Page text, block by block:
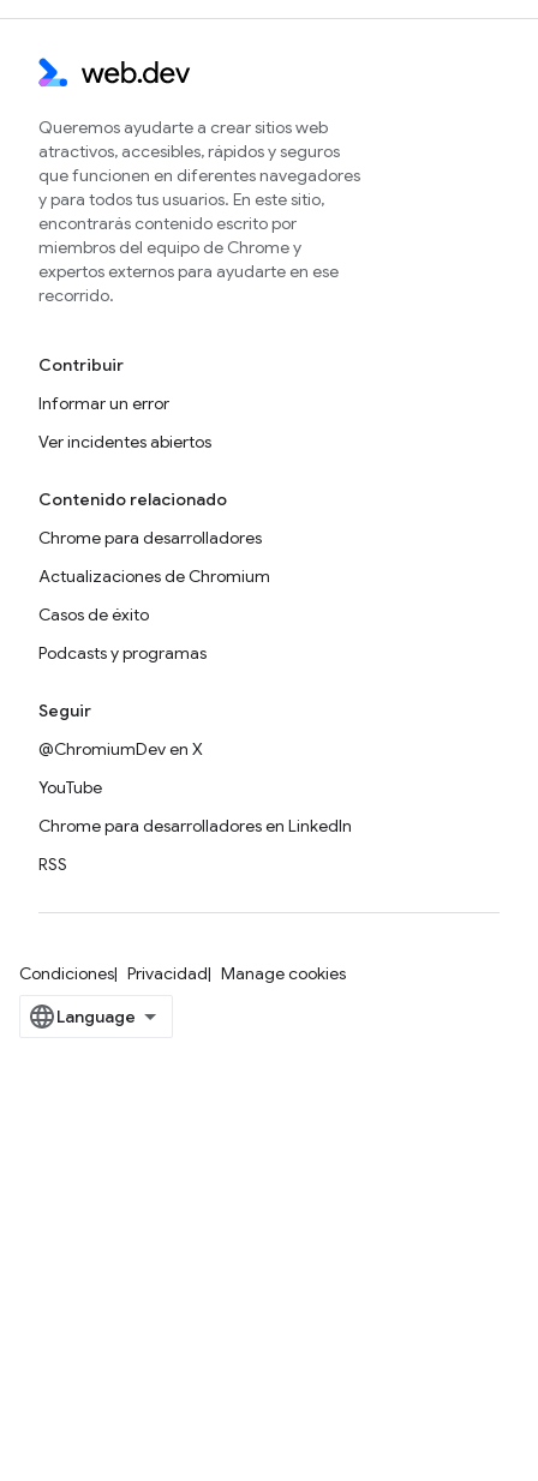
Queremos ayudarte a crear sitios web
atractivos, accesibles, rápidos y seguros
que funcionen en diferentes navegadores
y para todos tus usuarios. En este sitio,
encontrarás contenido escrito por
miembros del equipo de Chrome y
expertos externos para ayudarte en ese
recorrido.
Contribuir
Informar un error
Ver incidentes abiertos
Contenido relacionado
Chrome para desarrolladores
Actualizaciones de Chromium
Casos de éxito
Podcasts y programas
Seguir
@ChromiumDev en X
YouTube
Chrome para desarrolladores en LinkedIn
RSS
Condiciones Privacidad Manage cookies